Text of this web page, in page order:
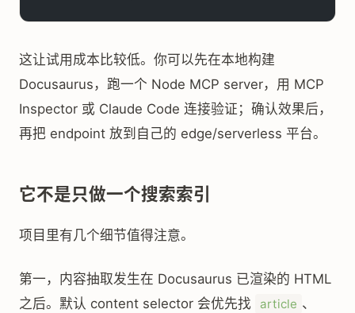
这让试用成本比较低。你可以先在本地构建
Docusaurus，跑一个 Node MCP server，用 MCP
Inspector 或 Claude Code 连接验证；确认效果后，
再把 endpoint 放到自己的 edge/serverless 平台。
它不是只做一个搜索索引
项目里有几个细节值得注意。
第一，内容抽取发生在 Docusaurus 已渲染的 HTML
之后。默认 content selector 会优先找
article 、